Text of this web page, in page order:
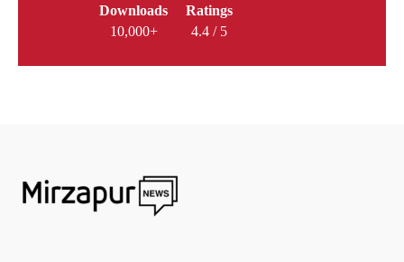
Downloads
10,000+
Ratings
4.4 / 5